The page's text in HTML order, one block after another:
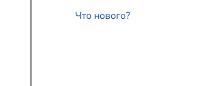
Что нового?